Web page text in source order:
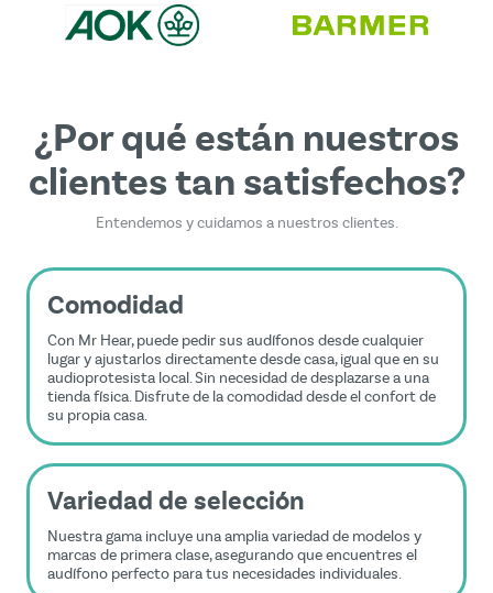
Términos de servicio
¿Por qué están nuestros
clientes tan satisfechos?
Entendemos y cuidamos a nuestros clientes.
Comodidad
Con Mr Hear, puede pedir sus audífonos desde cualquier
lugar y ajustarlos directamente desde casa, igual que en su
audioprotesista local. Sin necesidad de desplazarse a una
tienda física. Disfrute de la comodidad desde el confort de
su propia casa.
Variedad de selección
Nuestra gama incluye una amplia variedad de modelos y
marcas de primera clase, asegurando que encuentres el
audífono perfecto para tus necesidades individuales.